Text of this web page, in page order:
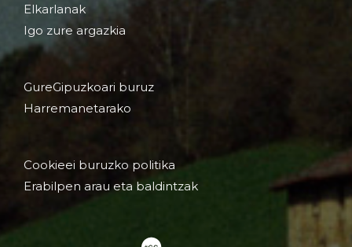
Elkarlanak
Igo zure argazkia
GureGipuzkoari buruz
Harremanetarako
Cookieei buruzko politika
Erabilpen arau eta baldintzak